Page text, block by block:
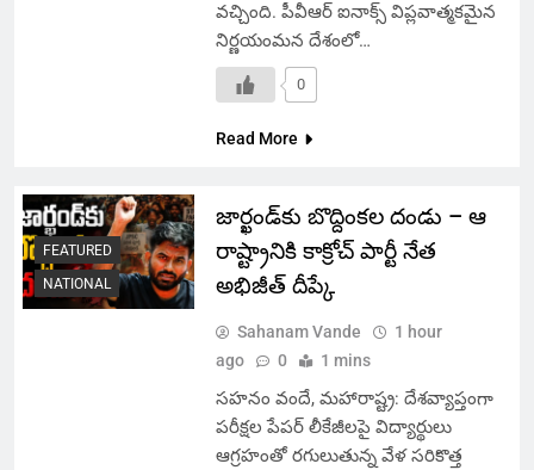
వచ్చింది. పీవీఆర్ ఐనాక్స్ విప్లవాత్మకమైన
నిర్ణయంమన దేశంలో…
0
Read More
FEATURED
NATIONAL
జార్ఖండ్‌కు బొద్దింకల దండు – ఆ
రాష్ట్రానికి కాక్రోచ్ పార్టీ నేత
అభిజీత్ దీప్కే
Sahanam Vande
1 hour
ago
0 1 mins
సహనం వందే, మహారాష్ట్ర: దేశవ్యాప్తంగా
పరీక్షల పేపర్ లీకేజీలపై విద్యార్థులు
ఆగ్రహంతో రగులుతున్న వేళ సరికొత్త